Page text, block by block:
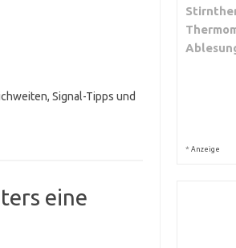
Signal-Tipps und
eine
* Anzeige